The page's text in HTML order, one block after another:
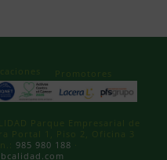
Promotores
Parque Empresarial de
Portal 1, Piso 2, Oficina 3
985 980 188